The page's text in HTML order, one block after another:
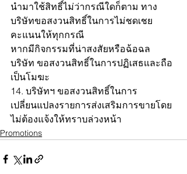
นำมาใช้สิทธิ์ไม่ว่ากรณีใดก็ตาม ทาง
บริษัทขอสงวนสิทธิ์ในการไม่ชดเชย
คะแนนให้ทุกกรณี
หากมีกิจกรรมที่น่าสงสัยหรือฉ้อฉล
บริษัท ขอสงวนสิทธิ์ในการปฏิเสธและถือ
เป็นโมฆะ
14. บริษัทฯ ขอสงวนสิทธิ์ในการ
เปลี่ยนแปลงรายการส่งเสริมการขายโดย
ไม่ต้องแจ้งให้ทราบล่วงหน้า
Promotions